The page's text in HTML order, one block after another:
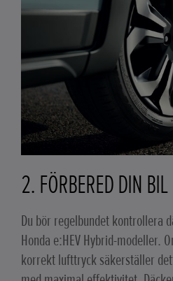
2. FÖRBERED DIN BIL
Du bör regelbundet kontrollera
Honda e:HEV Hybrid-modeller.
korrekt lufttryck säkerställer